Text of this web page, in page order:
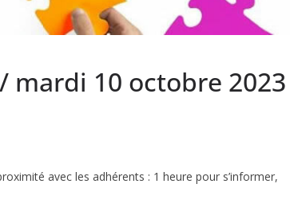
mardi 10 octobre 2023
avec les adhérents : 1 heure pour s’informer,